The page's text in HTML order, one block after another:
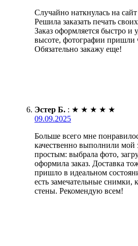
Случайно наткнулась на
Решила заказать печать
Заказ оформляется быстро и
высоте, фотографии пришли
Обязательно закажу еще!
Эстер Б. : ★ ★ ★ ★ ★
09.09.2025
Больше всего мне
качественно выполнили мой
простым: выбрала фото,
оформила заказ. Доставка
пришло в идеальном
есть замечательные снимки,
стены. Рекомендую всем!